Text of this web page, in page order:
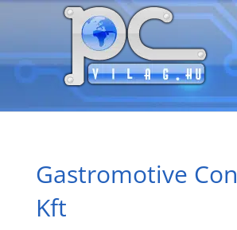
Gastromotive
Kft